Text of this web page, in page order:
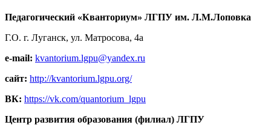
Педагогический «Кванториум» ЛГПУ им. Л.М.Лоповка
Г.О. г. Луганск, ул. Матросова, 4а
e-mail: kvantorium.lgpu@yandex.ru
сайт: http://kvantorium.lgpu.org/
ВК: https://vk.com/quantorium_lgpu
Центр развития образования (филиал) ЛГПУ